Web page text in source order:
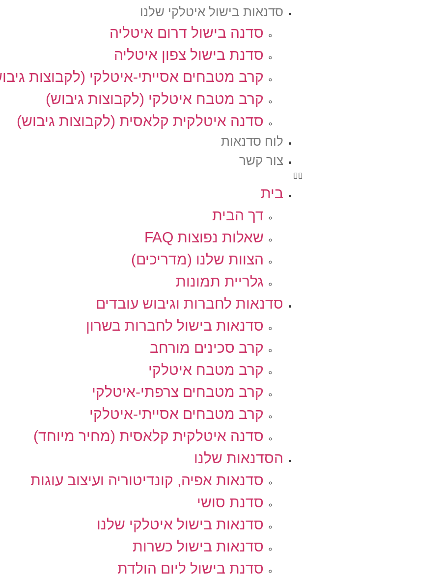
סדנאות בישול איטלקי שלנו
סדנה בישול דרום איטליה
סדנת בישול צפון איטליה
קרב מטבחים אסייתי-איטלקי (לקבוצות
קרב מטבח איטלקי (לקבוצות גיבוש)
סדנה איטלקית קלאסית (לקבוצות גיבוש)
לוח סדנאות
צור קשר
בית
דך הבית
שאלות נפוצות FAQ
הצוות שלנו (מדריכים)
גלריית תמונות
סדנאות לחברות וגיבוש עובדים
סדנאות בישול לחברות בשרון
קרב סכינים מורחב
קרב מטבח איטלקי
קרב מטבחים צרפתי-איטלקי
קרב מטבחים אסייתי-איטלקי
סדנה איטלקית קלאסית (מחיר מיוחד)
הסדנאות שלנו
סדנאות אפיה, קונדיטוריה ועיצוב עוגות
סדנת סושי
סדנאות בישול איטלקי שלנו
סדנאות בישול כשרות
סדנת בישול ליום הולדת